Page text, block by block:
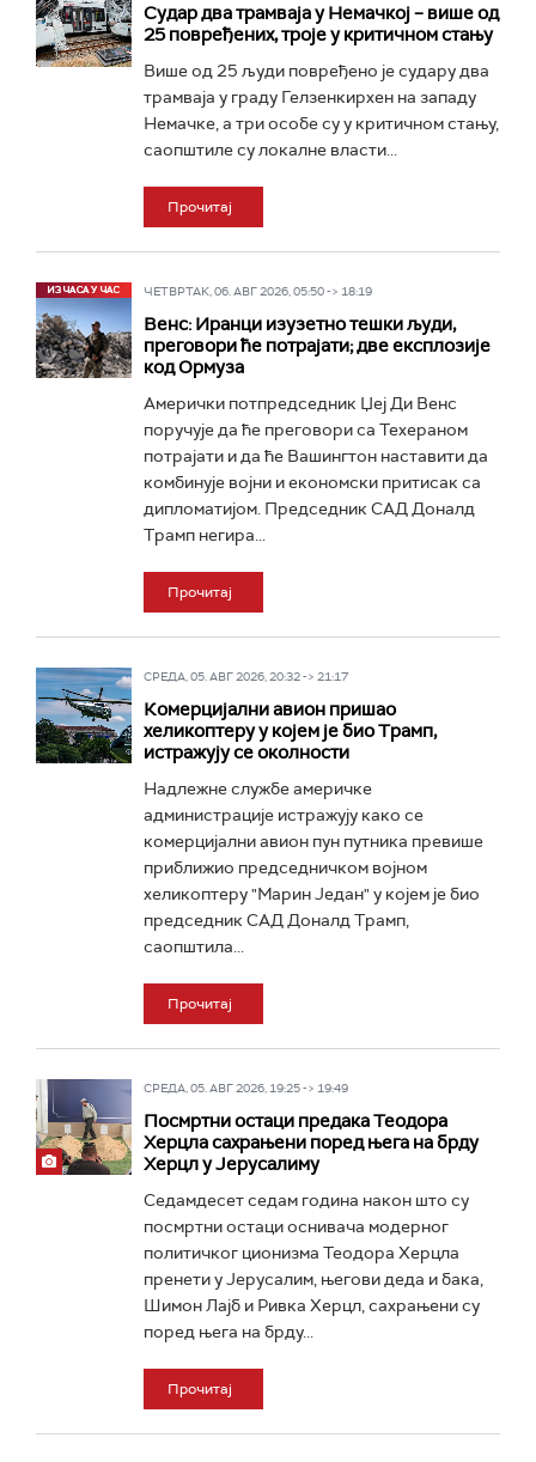
Судар два трамваја у Немачкој – више од
25 повређених, троје у критичном стању
Више од 25 људи повређено је судару два
трамваја у граду Гелзенкирхен на западу
Немачке, а три особе су у критичном стању,
саопштиле су локалне власти...
Прочитај
ЧЕТВРТАК, 06. АВГ 2026, 05:50 -> 18:19
Венс: Иранци изузетно тешки људи,
преговори ће потрајати; две експлозије
код Ормуза
Амерички потпредседник Џеј Ди Венс
поручује да ће преговори са Техераном
потрајати и да ће Вашингтон наставити да
комбинује војни и економски притисак са
дипломатијом. Председник САД Доналд
Трамп негира...
Прочитај
СРЕДА, 05. АВГ 2026, 20:32 -> 21:17
Комерцијални авион пришао
хеликоптеру у којем је био Трамп,
истражују се околности
Надлежне службе америчке
администрације истражују како се
комерцијални авион пун путника превише
приближио председничком војном
хеликоптеру "Марин Један" у којем је био
председник САД Доналд Трамп,
саопштила...
Прочитај
СРЕДА, 05. АВГ 2026, 19:25 -> 19:49
Посмртни остаци предака Теодора
Херцла сахрањени поред њега на брду
Херцл у Јерусалиму
Седамдесет седам година након што су
посмртни остаци оснивача модерног
политичког ционизма Теодора Херцла
пренети у Јерусалим, његови деда и бака,
Шимон Лајб и Ривка Херцл, сахрањени су
поред њега на брду...
Прочитај